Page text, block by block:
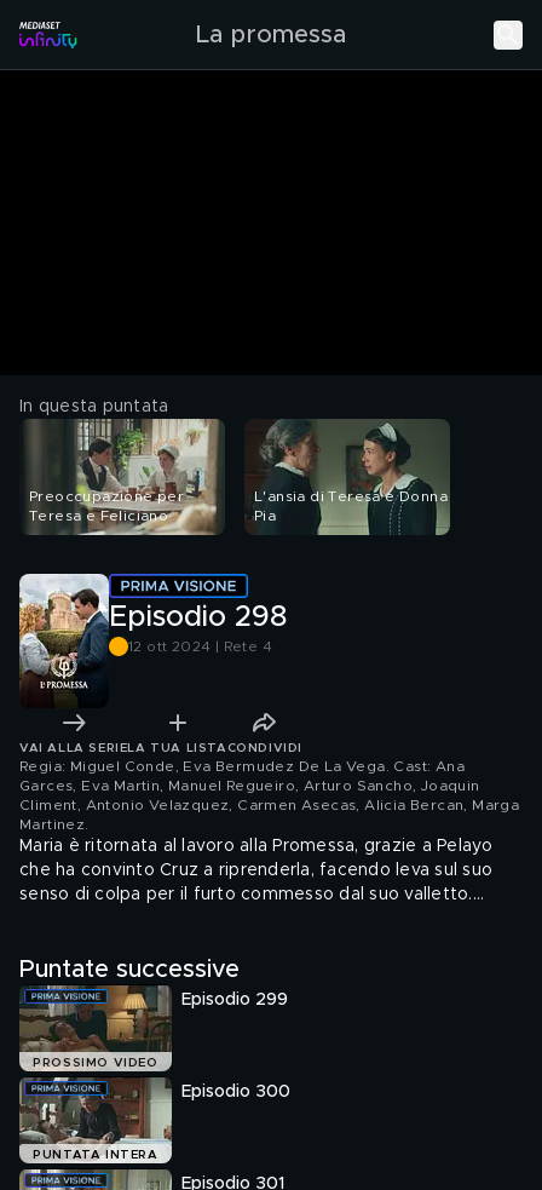
La promessa
In questa puntata
Preoccupazione per
Teresa e Feliciano
L'ansia di Teresa e Donna
Pia
Episodio 298
12 ott 2024 | Rete 4
VAI ALLA SERIE LA TUA LISTA CONDIVIDI
Regia: Miguel Conde, Eva Bermudez De La Vega. Cast: Ana
Garces, Eva Martin, Manuel Regueiro, Arturo Sancho, Joaquin
Climent, Antonio Velazquez, Carmen Asecas, Alicia Bercan, Marga
Martinez
Maria è ritornata al lavoro alla Promessa, grazie a Pelayo
che ha convinto Cruz a riprenderla, facendo leva sul suo
senso di colpa per il furto commesso dal suo valletto.
matrimonio, e la zia le suggerisce di ascoltare il suo cuore.
Puntate successive
PROSSIMO VIDEO
Episodio 299
PUNTATA INTERA
Episodio 300
Episodio 301